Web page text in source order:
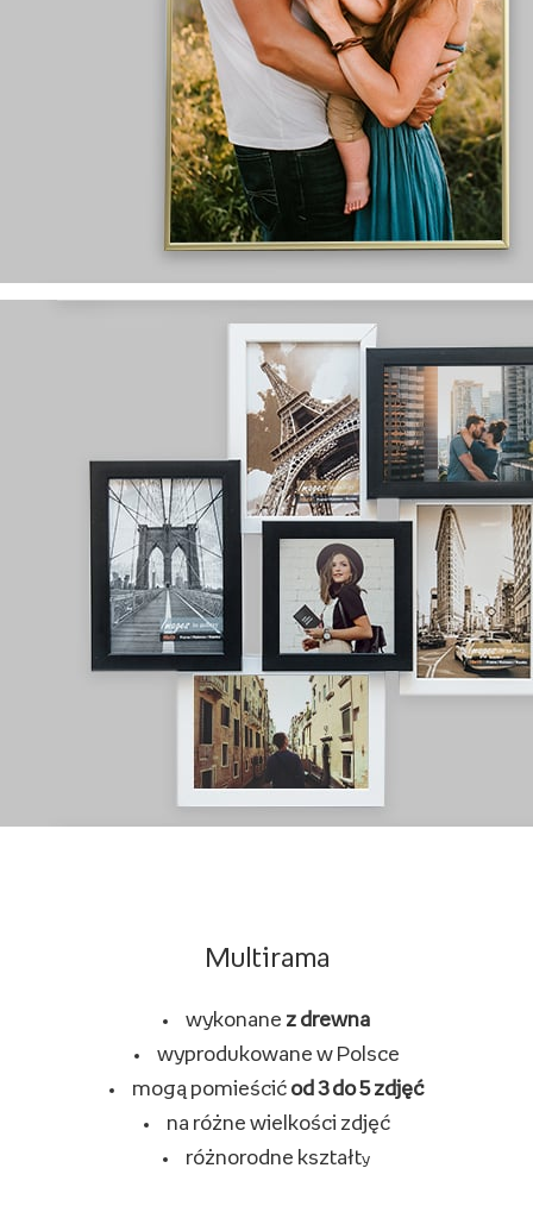
Multirama
wykonane z drewna
wyprodukowane w Polsce
mogą pomieścić od 3 do 5 zdjęć
na różne wielkości zdjęć
różnorodne kształty